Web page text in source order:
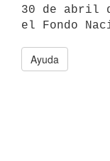
30 de abril
Ayuda